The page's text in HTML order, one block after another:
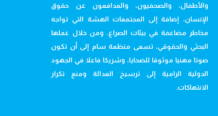
والأطفال، والصحفيون، والمدافعون عن حقوق
الإنسان، إضافة إلى المجتمعات الهشة التي تواجه
مخاطر مضاعفة في بيئات الصراع. ومن خلال عملها
البحثي والحقوقي، تسعى منظمة سام إلى أن تكون
صوتا مهنيا موثوقا للضحايا، وشريكا فاعلا في الجهود
الدولية الرامية إلى ترسيخ العدالة ومنع تكرار
الانتهاكات.